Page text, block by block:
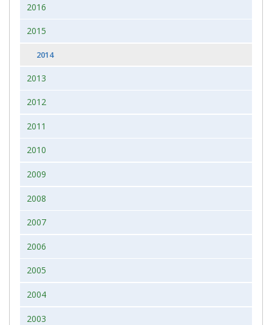
2016
2015
2014
2013
2012
2011
2010
2009
2008
2007
2006
2005
2004
2003